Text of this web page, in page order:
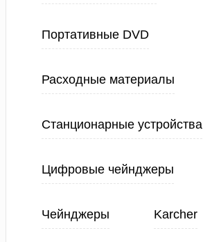
Портативные DVD
Расходные материалы
Станционарные устройства
Цифровые чейнджеры
Чейнджеры Karcher